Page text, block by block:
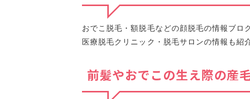
おでこ脱毛・額脱毛などの顔脱毛の情報ブロ
医療脱毛クリニック・脱毛サロンの情報も紹
前髪やおでこの生え際の産